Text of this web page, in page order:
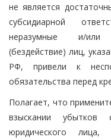
не является
субсидиарной
неразумные и/или
(бездействие) лиц,
РФ, привели к
обязательства перед
Полагает, что
взыскании убытков
юридического